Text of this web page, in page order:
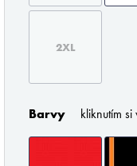
2XL
Barvy kliknutím
Pořádné prádlo